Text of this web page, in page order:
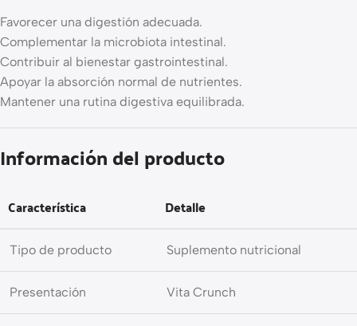
Favorecer una digestión adecuada.
Complementar la microbiota intestinal.
Contribuir al bienestar gastrointestinal.
Apoyar la absorción normal de nutrientes.
Mantener una rutina digestiva equilibrada.
Información del producto
Característica Detalle
Tipo de producto Suplemento nutricional
Presentación Vita Crunch